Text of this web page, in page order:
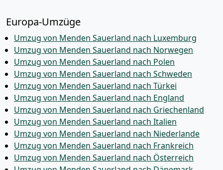
Europa-Umzüge
Umzug von Menden Sauerland nach Luxemburg
Umzug von Menden Sauerland nach Norwegen
Umzug von Menden Sauerland nach Polen
Umzug von Menden Sauerland nach Schweden
Umzug von Menden Sauerland nach Türkei
Umzug von Menden Sauerland nach England
Umzug von Menden Sauerland nach Griechenland
Umzug von Menden Sauerland nach Italien
Umzug von Menden Sauerland nach Niederlande
Umzug von Menden Sauerland nach Frankreich
Umzug von Menden Sauerland nach Österreich